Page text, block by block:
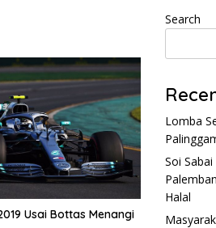
Usai Bottas Menangi
Search
Lomba
Soi
Halal